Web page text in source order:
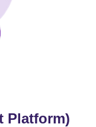
Platform)